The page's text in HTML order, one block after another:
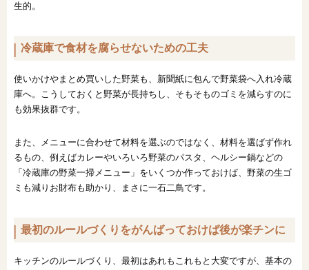
生的。
冷蔵庫で食材を腐らせないための工夫
使いかけやまとめ買いした野菜も、新聞紙に包んで野菜袋へ入れ冷蔵
庫へ。こうしておくと野菜が長持ちし、そもそものゴミを減らすのに
も効果抜群です。
また、メニューに合わせて材料を選ぶのではなく、材料を選ばず作れ
るもの、例えばカレーやいろいろ野菜のパスタ、ヘルシー鍋などの
「冷蔵庫の野菜一掃メニュー」をいくつか作っておけば、野菜の生ゴ
ミも減りお財布も助かり、まさに一石二鳥です。
最初のルールづくりをがんばっておけば後が楽チンに
キッチンのルールづくり、最初はあれもこれもと大変ですが、基本の